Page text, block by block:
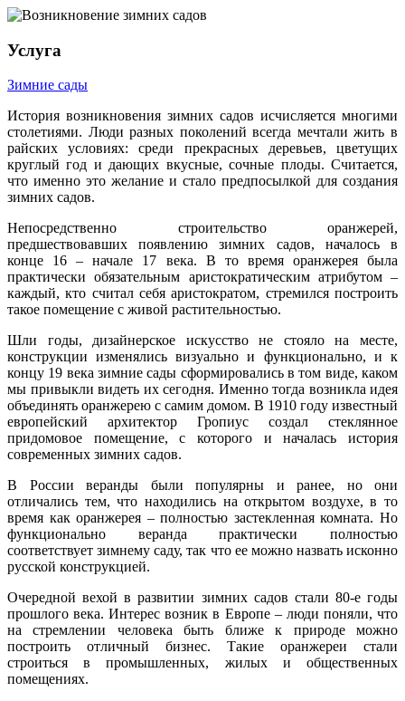
Услуга
Зимние сады
История возникновения зимних садов исчисляется многими
столетиями. Люди разных поколений всегда мечтали жить в
райских условиях: среди прекрасных деревьев, цветущих
круглый год и дающих вкусные, сочные плоды. Считается,
что именно это желание и стало предпосылкой для создания
зимних садов.
Непосредственно строительство оранжерей,
предшествовавших появлению зимних садов, началось в
конце 16 – начале 17 века. В то время оранжерея была
практически обязательным аристократическим атрибутом –
каждый, кто считал себя аристократом, стремился построить
такое помещение с живой растительностью.
Шли годы, дизайнерское искусство не стояло на месте,
конструкции изменялись визуально и функционально, и к
концу 19 века зимние сады сформировались в том виде, каком
мы привыкли видеть их сегодня. Именно тогда возникла идея
объединять оранжерею с самим домом. В 1910 году известный
европейский архитектор Гропиус создал стеклянное
придомовое помещение, с которого и началась история
современных зимних садов.
В России веранды были популярны и ранее, но они
отличались тем, что находились на открытом воздухе, в то
время как оранжерея – полностью застекленная комната. Но
функционально веранда практически полностью
соответствует зимнему саду, так что ее можно назвать исконно
русской конструкцией.
Очередной вехой в развитии зимних садов стали 80-е годы
прошлого века. Интерес возник в Европе – люди поняли, что
на стремлении человека быть ближе к природе можно
построить отличный бизнес. Такие оранжереи стали
строиться в промышленных, жилых и общественных
помещениях.